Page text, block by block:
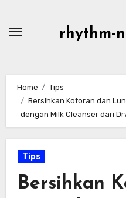
rhythm-
Home
Tips
Bersihkan Kotoran dan
dengan Milk Cleanser dari
Tips
Bersihkan